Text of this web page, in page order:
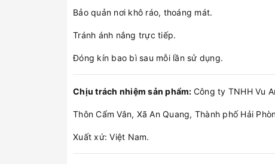
Bảo quản nơi khô ráo, thoáng mát.
Tránh ánh nắng trực tiếp.
Đóng kín bao bì sau mỗi lần sử dụng.
Chịu trách nhiệm sản phẩm: Công ty TNHH Vu
Thôn Cẩm Vân, Xã An Quang, Thành phố Hải
Xuất xứ: Việt Nam.